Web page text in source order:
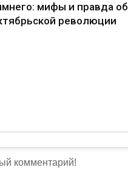
мифы и правда об
революции